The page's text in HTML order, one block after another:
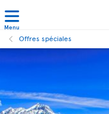
Menu
Offres spéciales